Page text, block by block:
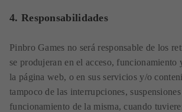
4. Responsabilidades
Pinbro Games no será responsable de los
se produjeran en el acceso, funcionamiento
la página web, o en sus servicios y/o
tampoco de las interrupciones,
funcionamiento de la misma, cuando